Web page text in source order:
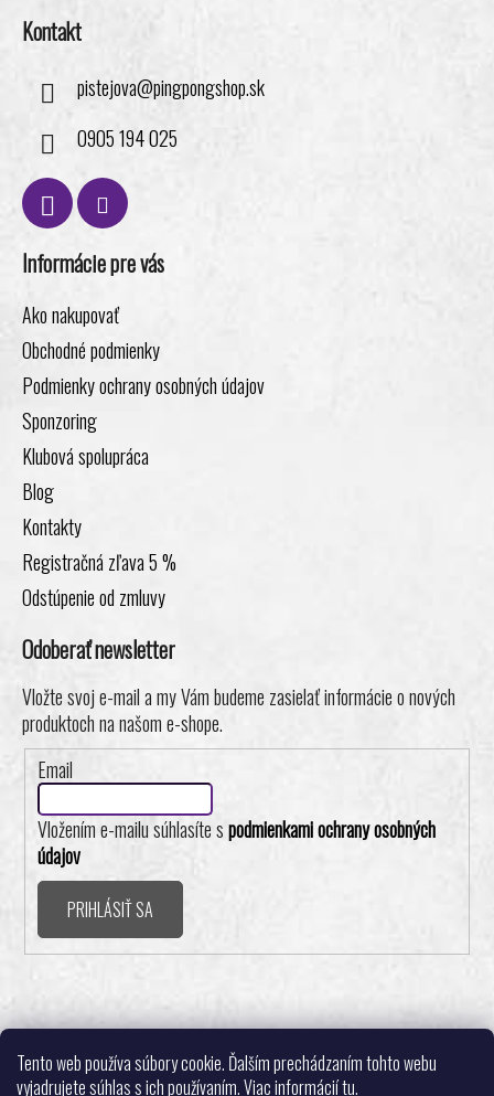
Tento web používa súbory cookie. Ďalším prechádzaním tohto webu
vyjadrujete súhlas s ich používaním. Viac informáciítu.
Kontakt
pistejova@pingpongshop.sk
0905 194 025
Informácie pre vás
Ako nakupovať
Obchodné podmienky
Podmienky ochrany osobných údajov
Sponzoring
Klubová spolupráca
Blog
Kontakty
Registračná zľava 5 %
Odstúpenie od zmluvy
Odoberať newsletter
Vložte svoj e-mail a my Vám budeme zasielať informácie o nových
produktoch na našom e-shope.
Email
Vložením e-mailu súhlasíte spodmienkami ochrany osobných
údajov
PRIHLÁSIŤ SA
Realizovalo štúdio ADATELIER